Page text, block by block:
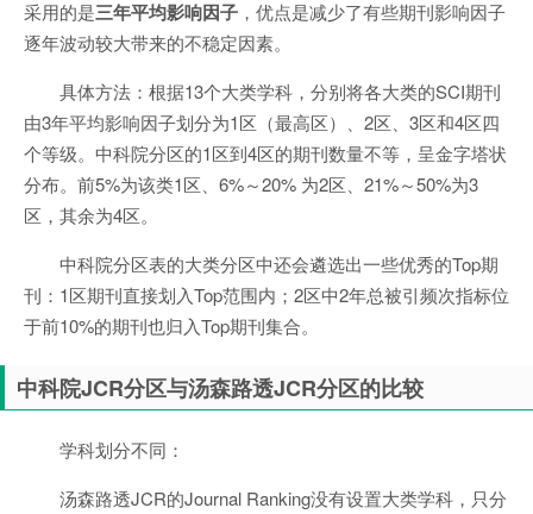
采用的是三年平均影响因子 ，优点是减少了有些期刊影响因子
逐年波动较大带来的不稳定因素。
具体方法：根据13个大类学科，分别将各大类的SCI期刊
由3年平均影响因子划分为1区（最高区）、2区、3区和4区四
个等级。中科院分区的1区到4区的期刊数量不等，呈金字塔状
分布。前5%为该类1区、6%～20% 为2区、21%～50%为3
区，其余为4区。
中科院分区表的大类分区中还会遴选出一些优秀的Top期
刊：1区期刊直接划入Top范围内；2区中2年总被引频次指标位
于前10%的期刊也归入Top期刊集合。
中科院JCR分区与汤森路透JCR分区的比较
学科划分不同：
汤森路透JCR的Journal Ranking没有设置大类学科，只分